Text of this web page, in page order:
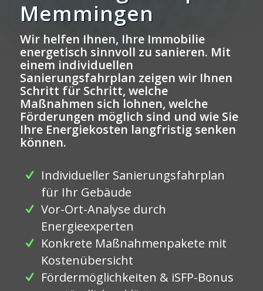
Memmingen
Wir helfen Ihnen, Ihre Immobilie
energetisch sinnvoll zu sanieren. Mit
einem individuellen
Sanierungsfahrplan zeigen wir Ihnen
Schritt für Schritt, welche
Maßnahmen sich lohnen, welche
Förderungen möglich sind und wie Sie
Ihre Energiekosten langfristig senken
können.
Individueller Sanierungsfahrplan
für Ihr Gebäude
Vor-Ort-Analyse durch
Energieexperten
Konkrete Maßnahmenpakete mit
Kostenübersicht
Fördermöglichkeiten & iSFP-Bonus